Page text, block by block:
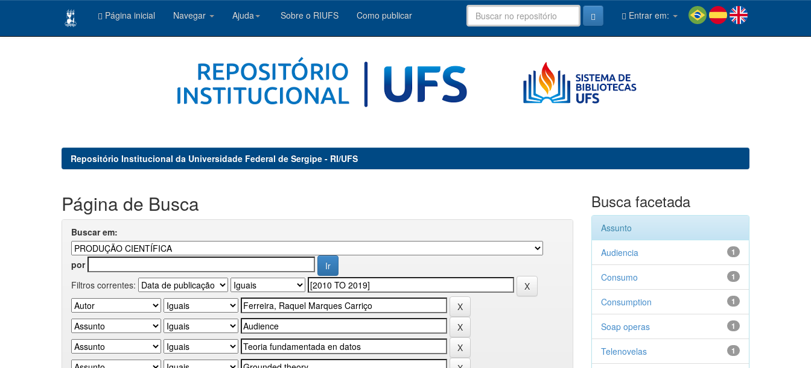
Página inicial Navegar Ajuda Sobre o RIUFS Como publicar Entrar em:
Repositório Institucional da Universidade Federal de Sergipe - RI/UFS
Página de Busca
Buscar em:
por
Filtros correntes:
Busca facetada
Assunto
1
Audiencia
1
Consumo
1
Consumption
1
Soap operas
1
Telenovelas